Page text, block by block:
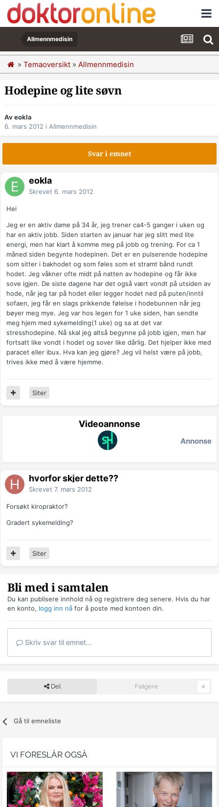
Allmennmedisin
» Temaoversikt » Allmennmedisin
Hodepine og lite søvn
Av eokla
6. mars 2012 i Allmennmedisin
Svar i emnet
eokla
Skrevet 6. mars 2012
Hei
Jeg er en aktiv dame på 34 år, jeg trener ca4-5 ganger i uken og
har en aktiv jobb. Siden starten av januar har jeg slitt med lite
energi, men har klart å komme meg på jobb og trening. For ca 1
måned siden begynte hodepinen. Det er en pulserende hodepine
som sitter i bakhodet og som føles som et stramt bånd rundt
hodet. Jeg våkner ofte midt på natten av hodepine og får ikke
sove igjen. De siste dagene har det også vært vondt på utsiden av
hode, når jeg tar på hodet eller legger hodet ned på puten/inntil
sofaen, jeg får en slags prikkende følelse i hodebunnen når jeg
bøyer meg mye. Jeg var hos legen for 1 uke siden, han sendte
meg hjem med sykemelding(1 uke) og sa at det var
stresshodepine. Nå skal jeg altså begynne på jobb igjen, men har
fortsatt like vondt i hodet og sover like dårlig. Det hjelper ikke med
paracet eller ibux. Hva kan jeg gjøre? Jeg vil helst være på jobb,
trives ikke med å være hjemme.
Siter
Videoannonse
Annonse
hvorfor skjer dette??
Skrevet 7. mars 2012
Forsøkt kiropraktor?
Gradert sykemelding?
Siter
Bli med i samtalen
Du kan publisere innhold nå og registrere deg senere. Hvis du har
en konto, logg inn nå for å poste med kontoen din.
Skriv svar til emnet...
Del Følgere 0
Gå til emneliste
VI FORESLÅR OGSÅ